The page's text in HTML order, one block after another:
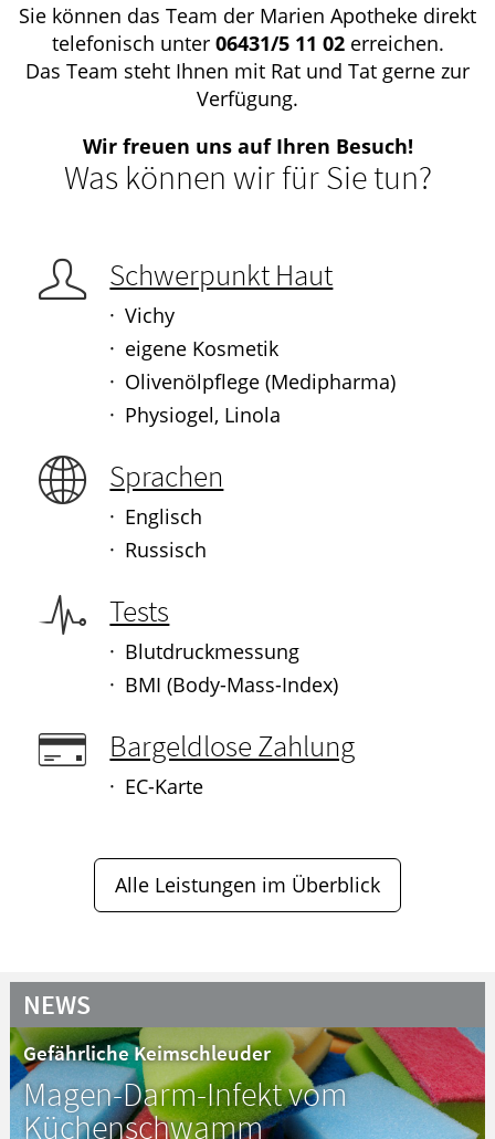
Sie können das Team der Marien Apotheke direkt
telefonisch unter 06431/5 11 02erreichen.
Das Team steht Ihnen mit Rat und Tat gerne zur
Verfügung.
Wir freuen uns auf Ihren Besuch!
Was können wir für Sie tun?
Schwerpunkt Haut
Vichy
eigene Kosmetik
Olivenölpflege (Medipharma)
Physiogel, Linola
Sprachen
Englisch
Russisch
Tests
Blutdruckmessung
BMI (Body-Mass-Index)
Bargeldlose Zahlung
EC-Karte
Alle Leistungen im Überblick
NEWS
Gefährliche Keimschleuder
Magen-Darm-Infekt vom
Küchenschwamm